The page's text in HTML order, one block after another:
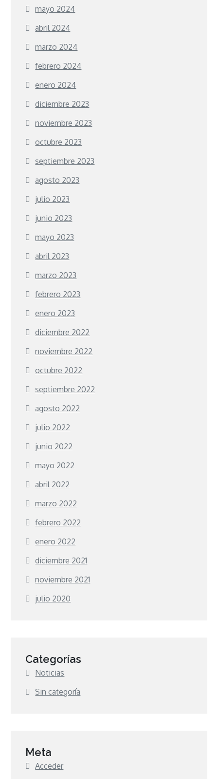
mayo 2024
abril 2024
marzo 2024
febrero 2024
enero 2024
diciembre 2023
noviembre 2023
octubre 2023
septiembre 2023
agosto 2023
julio 2023
junio 2023
mayo 2023
abril 2023
marzo 2023
febrero 2023
enero 2023
diciembre 2022
noviembre 2022
octubre 2022
septiembre 2022
agosto 2022
julio 2022
junio 2022
mayo 2022
abril 2022
marzo 2022
febrero 2022
enero 2022
diciembre 2021
noviembre 2021
julio 2020
Categorías
Noticias
Sin categoría
Meta
Acceder